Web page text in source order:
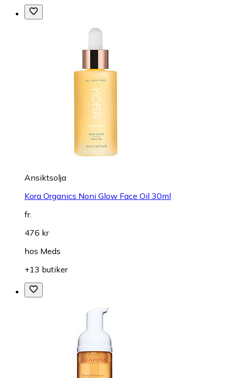
Ansiktsolja
Kora Organics Noni Glow Face Oil 30ml
fr.
476 kr
hos Meds
+13 butiker